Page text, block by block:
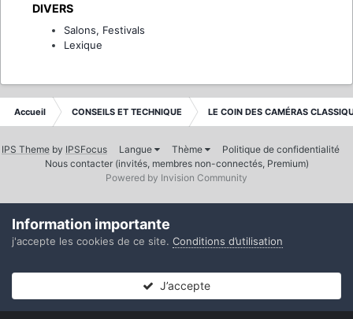
DIVERS
Salons, Festivals
Lexique
Accueil CONSEILS ET TECHNIQUE LE COIN DES CAMÉRAS
IPS Theme by IPSFocus Langue Thème
Politique de confidentialité
Nous contacter (invités, membres non-connectés, Premium)
Powered by Invision Community
Information importante
j'accepte les cookies de ce site. Conditions d’utilisation
J’accepte